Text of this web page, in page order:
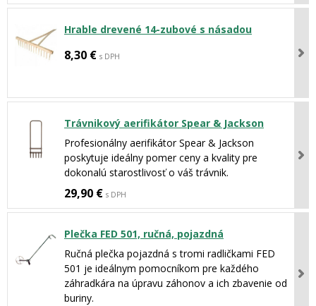
Hrable drevené 14-zubové s násadou
8,30 € s DPH
Trávnikový aerifikátor Spear & Jackson
Profesionálny aerifikátor Spear & Jackson
poskytuje ideálny pomer ceny a kvality pre
dokonalú starostlivosť o váš trávnik.
29,90 € s DPH
Plečka FED 501, ručná, pojazdná
Ručná plečka pojazdná s tromi radličkami FED
501 je ideálnym pomocníkom pre každého
záhradkára na úpravu záhonov a ich zbavenie od
buriny.